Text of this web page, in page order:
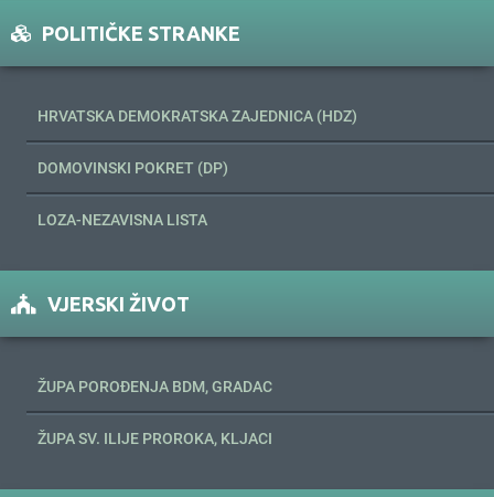
POLITIČKE STRANKE
HRVATSKA DEMOKRATSKA ZAJEDNICA (HDZ)
DOMOVINSKI POKRET (DP)
LOZA-NEZAVISNA LISTA
VJERSKI ŽIVOT
ŽUPA POROĐENJA BDM, GRADAC
ŽUPA SV. ILIJE PROROKA, KLJACI